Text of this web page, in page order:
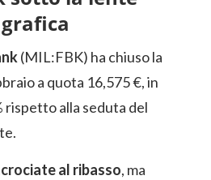
(MIL:FBK) ha chiuso la
a quota 16,575 €, in
rispetto alla seduta del
al ribasso, ma